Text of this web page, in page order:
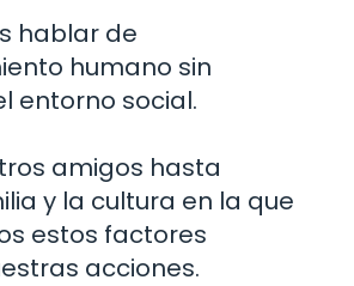
hablar de
humano sin
entorno social.
amigos hasta
y la cultura en la que
estos factores
acciones.